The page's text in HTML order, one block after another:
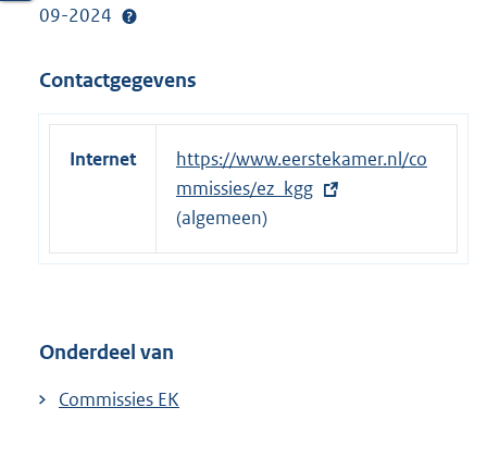
09-2024
Contactgegevens
Internet
E
x
t
e
i
https://www.eerstekamer.nl/co
mmissies/ez_kgg
(algemeen)
Onderdeel van
Commissies EK